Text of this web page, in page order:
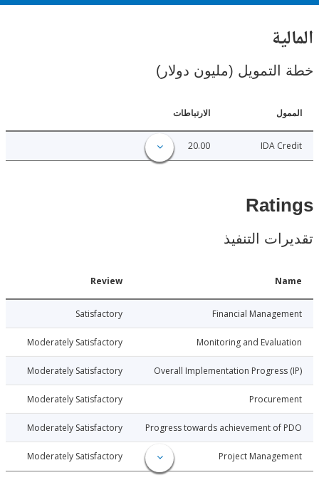
(مليون دولار)
الارتباطات
IDA
التنفيذ
Financial
Satisfactory
Monitoring and
Moderately Satisfactory
05-11
Overall Implementation
Moderately Satisfactory
05-11
Moderately Satisfactory
05-11
Progress towards achievement of
Moderately Satisfactory
05-11
Project
Moderately Satisfactory
05-11